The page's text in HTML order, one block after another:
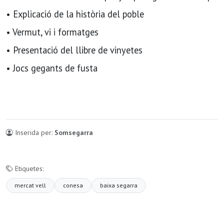
• Explicació de la història del poble
• Vermut, vi i formatges
• Presentació del llibre de vinyetes
• Jocs gegants de fusta
Inserida per: Somsegarra
Etiquetes:
mercat vell conesa baixa segarra